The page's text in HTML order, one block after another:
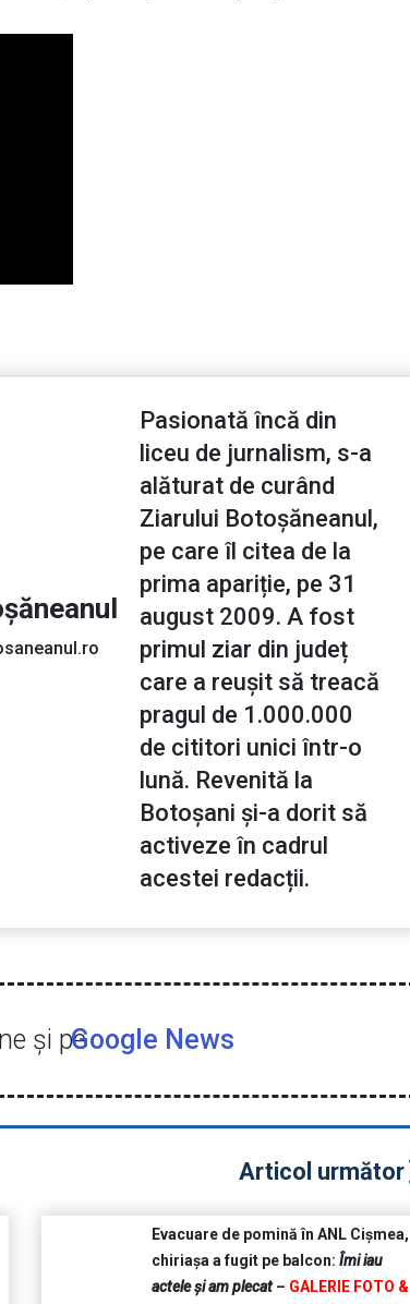
Pasionată încă din
liceu de jurnalism, s-a
alăturat de curând
Ziarului Botoșăneanul,
pe care îl citea de la
prima apariție, pe 31
august 2009. A fost
primul ziar din județ
care a reușit să treacă
pragul de 1.000.000
de cititori unici într-o
lună. Revenită la
Botoșani și-a dorit să
activeze în cadrul
acestei redacții.
şi peGoogle News
Articol următor
Evacuare de pomină în ANL Cișmea,
chiriașa a fugit pe balcon: Îmi iau
actele și am plecat– GALERIE FOTO &